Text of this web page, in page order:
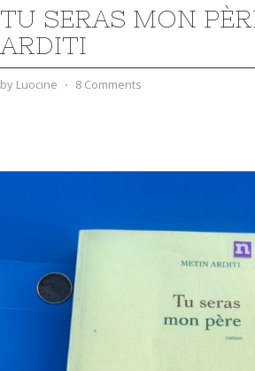
TU SERAS MON
ARDITI
by Luocine ⋅ 8 Comments